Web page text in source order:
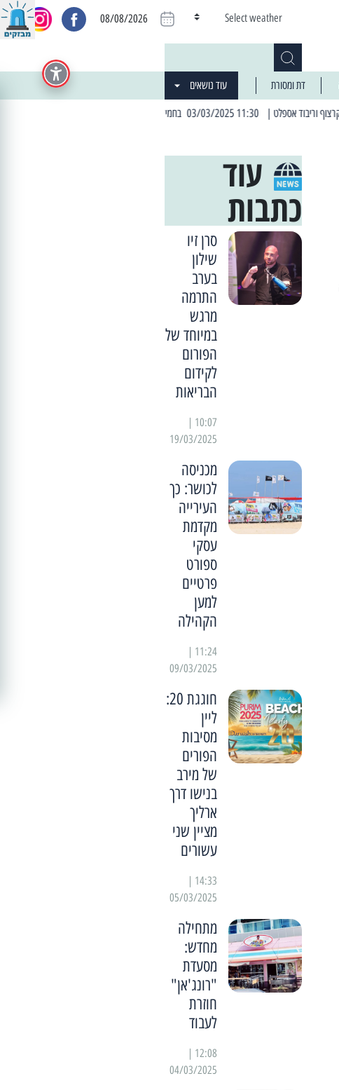
Select weather
08/08/2026
דת ומסורת עוד נושאים
| 11:30 03/03/2025 בחמישי הקרוב: הרחובות בהם תהיה הפסקת חשמל יזומה
עוד
כתבות
סרן זיו
שילון
בערב
התרמה
מרגש
במיוחד של
הפורום
לקידום
הבריאות
19/03/2025
מכניסה
לכושר: כך
העירייה
מקדמת
עסקי
ספורט
פרטיים
למען
הקהילה
09/03/2025
חוגגת 20:
ליין
מסיבות
הפורים
של מירב
בנישו דרך
ארליך
מציין שני
עשורים
05/03/2025
מתחילה
מחדש:
מסעדת
"רונג'אן"
חוזרת
לעבוד
04/03/2025